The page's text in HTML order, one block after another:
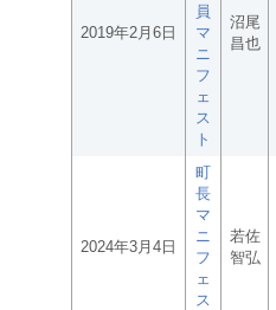
2019年2月6日
員
マ
ニ
フ
ェ
ス
ト
沼尾
昌也
2024年3月4日
町
長
マ
ニ
フ
ェ
ス
若佐
智弘